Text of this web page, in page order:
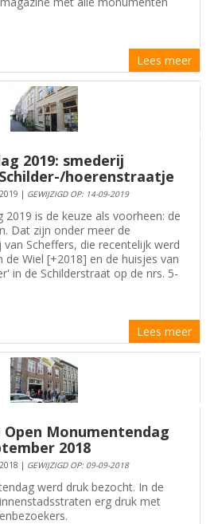
Lees meer
2019: smederij
hoerenstraatje
| GEWIJZIGD OP: 14-09-2019
is de keuze als voorheen: de
Dat zijn onder meer de
Scheffers, die recentelijk werd
de Wiel [+2018] en de huisjes van
in de Schilderstraat op de nrs. 5-
Lees meer
Monumentendag
2018
| GEWIJZIGD OP: 09-09-2018
werd druk bezocht. In de
erg druk met